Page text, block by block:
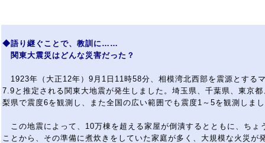
◆語り継ぐことで、教訓に……
関東大震災はどんな災害だった？
1923年（大正 12年） 9 月 1 日 11 時58分、相模湾北西部を震源とする
7.9 と推定される関東大地震が発生しました。埼玉県、千葉県、東京
梨県で震度6を観測し、また全国の広い範囲でも震度1 ～ 5を観測しま
この地震によって、 10万棟を超える家屋が倒潰するとともに、ちょ
ことから、その準備に煮炊きをしていた家庭が多く、大規模な火災が